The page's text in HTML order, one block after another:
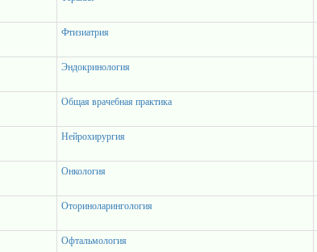
Фтизиатрия
Эндокринология
Общая врачебная практика
Нейрохирургия
Онкология
Оториноларингология
Офтальмология